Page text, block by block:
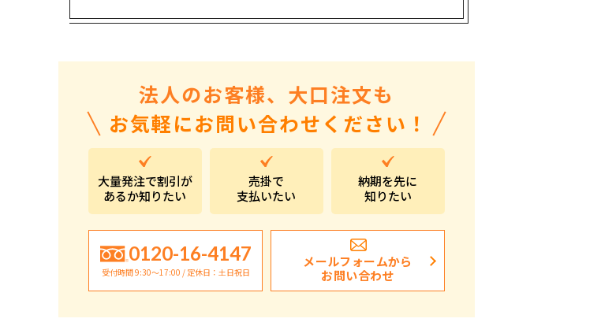
入学・卒業記念品
自治体・公共団体向け
ポストイン
ばらまき、ショップイベント向け粗品・ノベ
ルティ
法人のお客様、大口注文も
お気軽にお問い合わせください！
大量発注で割引が
あるか知りたい
売掛で
支払いたい
納期を先に
知りたい
0120-16-4147
受付時間 9:30〜17:00 / 定休日：土日祝日
メールフォームから
お問い合わせ